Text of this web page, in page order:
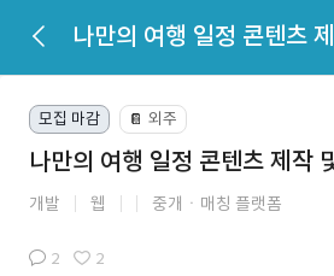
모집 마감 📔 외주
나만의 여행 일정 콘텐츠 제작
개발 웹 중개ㆍ매칭 플랫폼
2 2